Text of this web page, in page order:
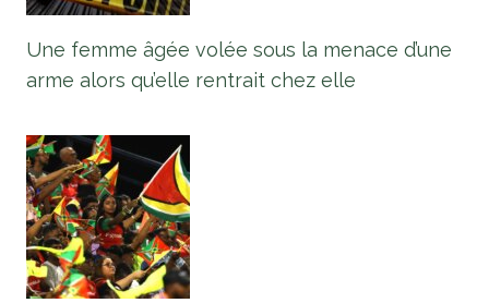
Une femme âgée volée sous la menace d’une
arme alors qu’elle rentrait chez elle